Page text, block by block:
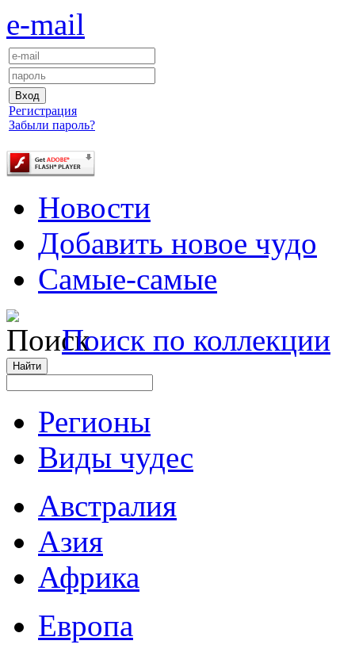
e-mail
Регистрация
Забыли пароль?
Новости
Добавить новое чудо
Самые-самые
Поиск по коллекции
Регионы
Виды чудес
Австралия
Азия
Африка
Европа